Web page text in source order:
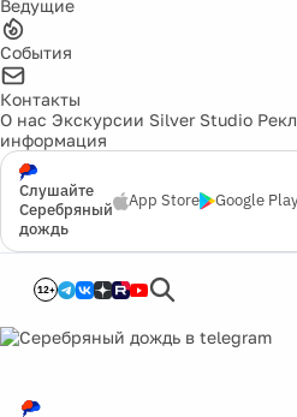
Ведущие
События
Контакты
О нас Экскурсии Silver Studio
информация
Слушайте
Серебряный
дождь
App Store Google Play
12+